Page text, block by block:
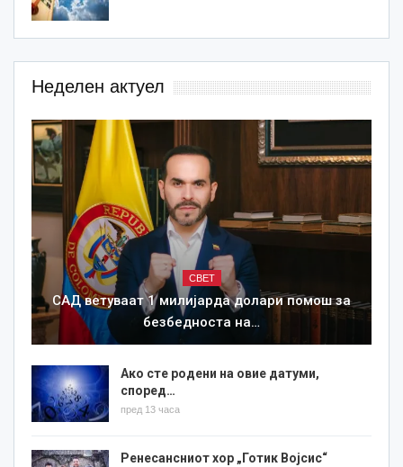
Неделен актуел
СВЕТ
САД ветуваат 1 милијарда долари помош за
безбедноста на…
Ако сте родени на овие датуми,
според…
пред 13 часа
Ренесансниот хор „Готик Војсис“